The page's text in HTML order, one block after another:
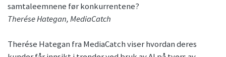
samtaleemnene før konkurrentene?
Therése Hategan, MediaCatch
Therése Hategan fra MediaCatch viser hvordan deres